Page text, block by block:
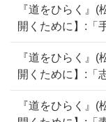
『道をひらく』(
開くために】:「
『道をひらく』(
開くために】:「
『道をひらく』(